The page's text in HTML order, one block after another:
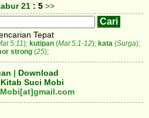
21 : 5 >>
Tepat
5:11); kutipan(Mat 5:1-12); kata (Surga);
strong(25);
| Download
Kitab Suci Mobi